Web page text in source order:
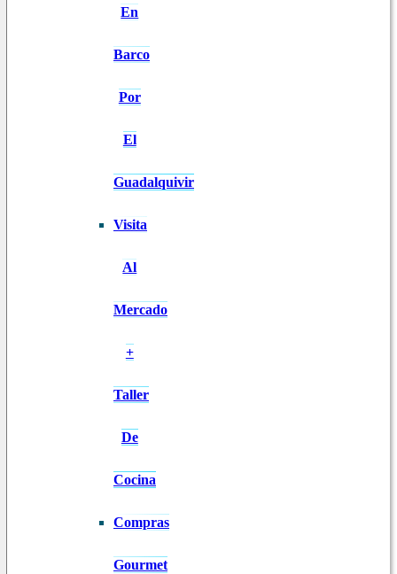
En
Barco
Por
El
Guadalquivir
Visita
Al
Mercado
+
Taller
De
Cocina
Compras
Gourmet